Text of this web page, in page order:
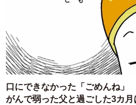
口にできなかった「ごめんね
がんで弱った父と過ごした3カ